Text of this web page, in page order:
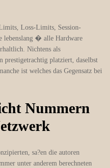
Loss-Limits, Session-
lebenslang � alle Hardware
Nichtens als
prestigetrachtig platziert, daselbst
ist welches das Gegensatz bei
Nummern
sa?en die autoren
unter anderem berechneten